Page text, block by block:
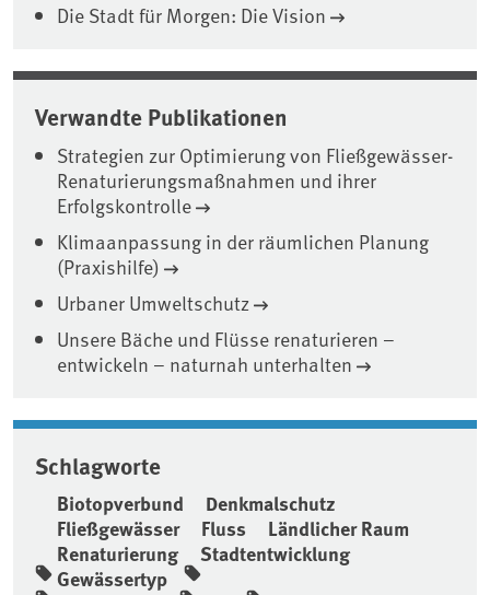
Die Stadt für Morgen: Die Vision
Verwandte Publikationen
Strategien zur Optimierung von Fließgewässer-
Renaturierungsmaßnahmen und ihrer
Erfolgskontrolle
Klimaanpassung in der räumlichen Planung
(Praxishilfe)
Urbaner Umweltschutz
Unsere Bäche und Flüsse renaturieren –
entwickeln – naturnah unterhalten
Schlagworte
Biotopverbund
Denkmalschutz
Fließgewässer
Fluss
Ländlicher Raum
Renaturierung
Stadtentwicklung
Gewässertyp